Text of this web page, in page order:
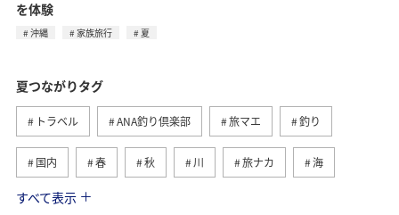
を体験
沖縄 家族旅行 夏
夏つながりタグ
トラベル ANA釣り倶楽部 旅マエ 釣り
国内 春 秋 川 旅ナカ 海
北海道
すべて表示